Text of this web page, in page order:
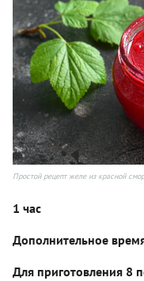
Простой рецепт желе из красной
1 час
Дополнительное
Для приготовления 8